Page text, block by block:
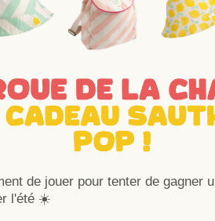
de jouer pour tenter de gagner
l'été ☀️